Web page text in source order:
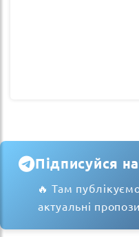
Підписуйся
🔥 Там
актуальні